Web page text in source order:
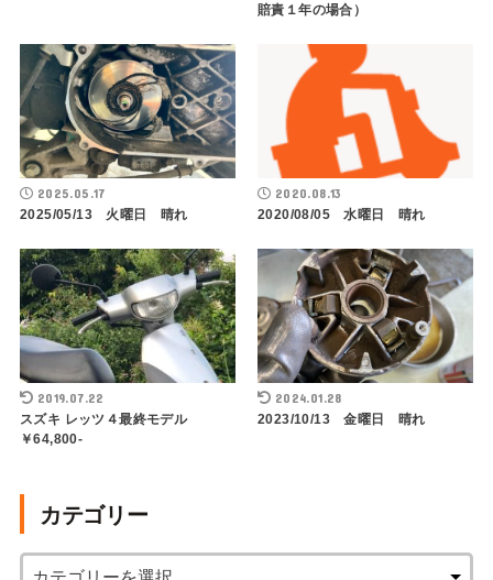
賠責１年の場合）
2025.05.17
2025/05/13 火曜日 晴れ
2020.08.13
2020/08/05 水曜日 晴れ
2019.07.22
スズキ レッツ４最終モデル
￥64,800-
2024.01.28
2023/10/13 金曜日 晴れ
カテゴリー